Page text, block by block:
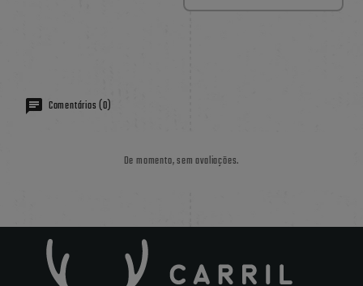
Comentários (0)
De momento, sem avaliações.